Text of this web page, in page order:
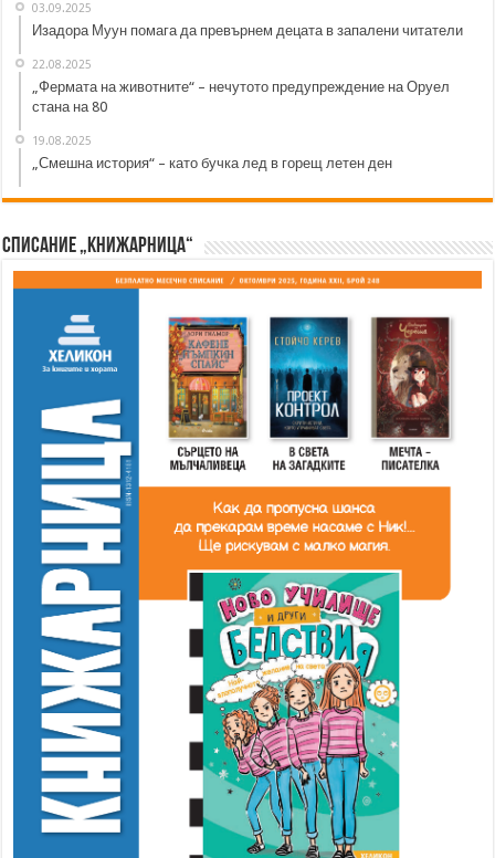
03.09.2025
Изадора Муун помага да превърнем децата в запалени читатели
22.08.2025
„Фермата на животните“ – нечутото предупреждение на Оруел
стана на 80
19.08.2025
„Смешна история“ – като бучка лед в горещ летен ден
Списание „Книжарница“